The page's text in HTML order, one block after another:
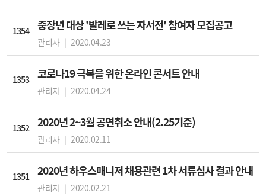
1354 중장년 대상 '발레로 쓰는 자서전' 참여자 모집공고
관리자 | 2020.04.23
1353 코로나19 극복을 위한 온라인 콘서트 안내
관리자 | 2020.04.24
1352 2020년 2~3월 공연취소 안내(2.25기준)
관리자 | 2020.02.11
1351 2020년 하우스매니저 채용관련 1차 서류심사 결과 안내
관리자 | 2020.02.21